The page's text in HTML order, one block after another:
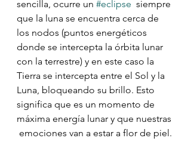
sencilla, ocurre un #eclipse
  siempre
que la luna se encuentra cerca de
los nodos (puntos energéticos
donde se intercepta la órbita lunar
con la terrestre) y en este caso la
Tierra se intercepta entre el Sol y la
Luna, bloqueando su brillo. Esto
significa que es un momento de
máxima energía lunar y que nuestras
emociones van a estar a flor de piel.